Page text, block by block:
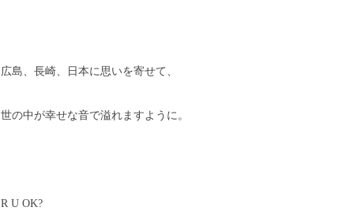
広島、長崎、日本に思いを寄せて、
世の中が幸せな音で溢れますように。
R U OK?